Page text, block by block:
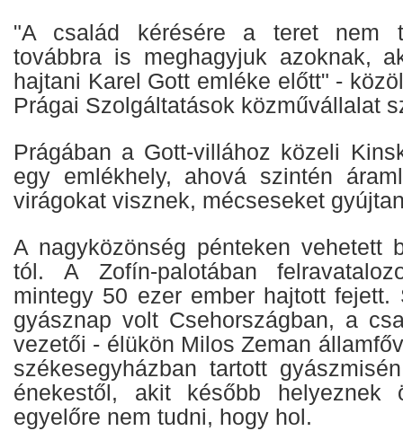
"A család kérésére a teret nem
továbbra is meghagyjuk azoknak,
hajtani Karel Gott emléke előtt" -
Prágai Szolgáltatások közművállalat
Prágában a Gott-villához közeli
egy emlékhely, ahová szintén
virágokat visznek, mécseseket
A nagyközönség pénteken vehetett
tól. A Zofín-palotában
mintegy 50 ezer ember hajtott fejett.
gyásznap volt Csehországban, a
vezetői - élükön Milos Zeman
székesegyházban tartott
énekestől, akit később helyeznek
egyelőre nem tudni, hogy hol.